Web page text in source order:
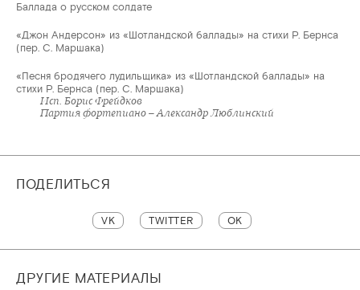
Баллада о русском солдате
«Джон Андерсон» из «Шотландской баллады» на стихи Р. Бернса
(пер. С. Маршака)
«Песня бродячего лудильщика» из «Шотландской баллады» на
стихи Р. Бернса (пер. С. Маршака)
Исп. Борис Фрейдков
Партия фортепиано – Александр Люблинский
ПОДЕЛИТЬСЯ
VK TWITTER OK
ДРУГИЕ МАТЕРИАЛЫ